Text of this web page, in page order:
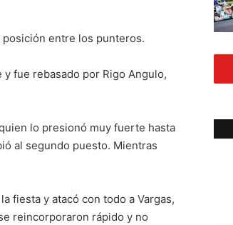
entre los punteros.
fue rebasado por Rigo Angulo,
lo presionó muy fuerte hasta
al segundo puesto. Mientras
fiesta y atacó con todo a Vargas,
reincorporaron rápido y no